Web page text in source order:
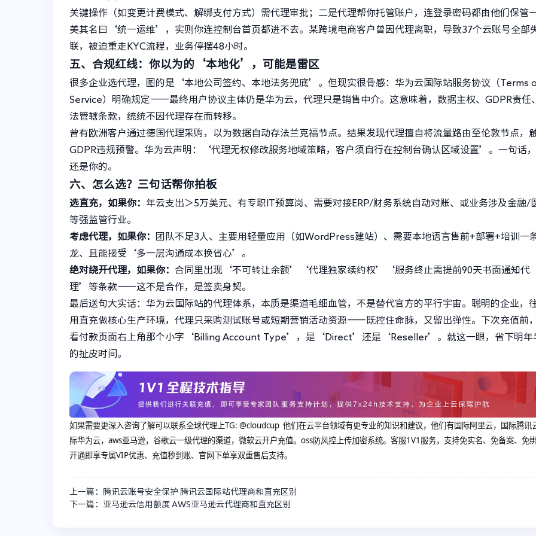
关键操作（如变更计费模式、解绑支付方式）需代理审批；二是代理帮你托管账户，连登录密码都由他们保
美其名曰‘统一运维’，实则你连控制台首页都进不去。某跨境电商客户曾因代理离职，导致37个云账号全部
联，被迫重走KYC流程，业务停摆48小时。
五、合规红线：你以为的‘本地化’，可能是雷区
很多企业选代理，图的是‘本地公司签约、本地法务兜底’。但现实很骨感：华为云国际站服务协议（Terms
Service）明确规定——最终用户协议主体仍是华为云，代理只是销售中介。这意味着，数据主权、GDPR责任
法管辖条款，统统不因代理存在而转移。
曾有欧洲客户通过德国代理采购，以为数据自动存法兰克福节点。结果发现代理擅自将流量路由至伦敦节点，
GDPR违规预警。华为云声明：‘代理无权修改服务地域策略，客户须自行在控制台确认区域设置’。一句话
还是你的。
六、怎么选？三句话帮你拍板
选直充，如果你： 年云支出＞5万美元、有专职IT预算岗、需要对接ERP/财务系统自动对账、或业务涉及金融/
等强监管行业。
考虑代理，如果你：
团队不足3人、主要用轻量应用（如WordPress建站）、需要本地语言售前+部署+培训一
龙、且能接受‘多一层沟通成本换省心’。
绝对绕开代理，如果你： 合同里出现‘不可转让余额’‘代理独家续约权’‘服务终止需提前90天书面通知代
理’等条款——这不是合作，是签卖身契。
最后送句大实话：华为云国际站的代理体系，本质是渠道毛细血管，不是替代官方的平行宇宙。聪明的企业，
用直充做核心生产环境，代理只采购测试账号或短期营销活动资源——既控住命脉，又留出弹性。下次充值前
看付款页面右上角那个小字‘Billing Account Type’，是‘Direct’还是‘Reseller’。就这一眼，省下明年
的扯皮时间。
如果需要更深入咨询了解可以联系全球代理上TG: @cloudcup 他们在云平台领域有更专业的知识和建议，他们有国际阿里云，国际腾讯
际华为云，aws亚马逊，谷歌云一级代理的渠道，微软云开户充值。oss防风控上传加密系统。客服1V1服务，支持免实名、免备案、免绑
开通即享专属VIP优惠、充值秒到账、官网下单享双重售后支持。
上一篇：腾讯云账号安全保护 腾讯云国际站代理商和直充区别
下一篇：亚马逊云信用额度 AWS亚马逊云代理商和直充区别